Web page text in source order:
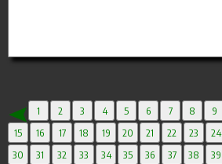
1 2 3 4 5 6 7 8 9
15
16 17 18 19 20 21 22 23 24
30
31 32 33 34 35 36 37 38 39